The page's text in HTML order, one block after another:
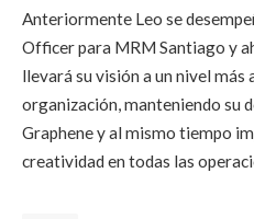
Anteriormente Leo se
Officer para MRM Santiago y
llevará su visión a un nivel más
organización, manteniendo su
Graphene y al mismo tiempo
creatividad en todas las